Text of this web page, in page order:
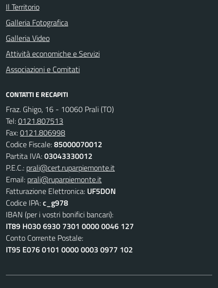
Il Territorio
Galleria Fotografica
Galleria Video
Attività economiche e Servizi
Associazioni e Comitati
CONTATTI E RECAPITI
Fraz. Ghigo, 16 - 10060 Prali (TO)
Tel:0121.807513
Fax:0121.806998
Codice Fiscale:85000070012
Partita IVA:03043330012
P.E.C.: prali@cert.ruparpiemonte.it
Email: prali@ruparpiemonte.it
Fatturazione Elettronica: UF5DON
Codice IPA:c_g978
IBAN (per i vostri bonifici bancari):
IT89 H030 6930 7301 0000 0046 127
Conto Corrente Postale:
IT95 E076 0101 0000 0003 0977 102